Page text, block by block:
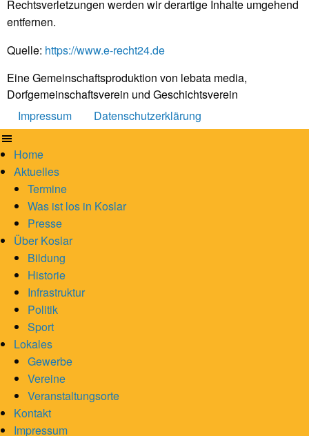
Rechtsverletzungen werden wir derartige Inhalte umgehend
entfernen.
Quelle: https://www.e-recht24.de
Eine Gemeinschaftsproduktion von lebata media,
Dorfgemeinschaftsverein und Geschichtsverein
Impressum
Datenschutzerklärung
Home
Aktuelles
Termine
Was ist los in Koslar
Presse
Über Koslar
Bildung
Historie
Infrastruktur
Politik
Sport
Lokales
Gewerbe
Vereine
Veranstaltungsorte
Kontakt
Impressum